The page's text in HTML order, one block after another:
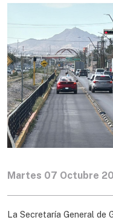
Martes 07 Octubre
La Secretaría General de